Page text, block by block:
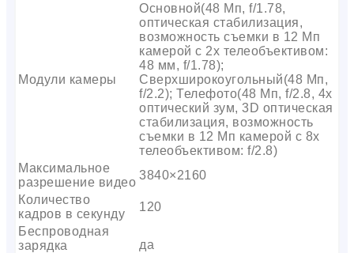
Модули камеры
Основной(48 Мп, f/1.78,
оптическая стабилизация,
возможность съемки в 12 Мп
камерой с 2x телеобъективом:
48 мм, f/1.78);
Сверхширокоугольный(48 Мп,
f/2.2); Телефото(48 Мп, f/2.8, 4x
оптический зум, 3D оптическая
стабилизация, возможность
съемки в 12 Мп камерой с 8x
телеобъективом: f/2.8)
Максимальное
разрешение видео
3840×2160
Количество
кадров в секунду
120
Беспроводная
зарядка
да